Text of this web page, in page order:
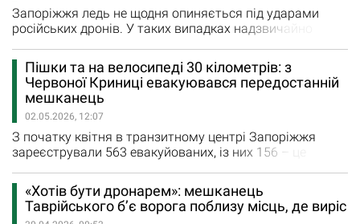
Запоріжжя ледь не щодня опиняється під ударами
російських дронів. У таких випадках надзвичайно
«прильоту», особливо, якщо вони мають відповідні
навички. Старший сержант, бойовий медик 15 бригади
оперативного призначення НГУ «Кара-Даг» Тетяна
«Ейрена» Барабаш сама дивом нещодавно…
Пішки та на велосипеді 30 кілометрів: з
Червоної Криниці евакуювався передостанній
мешканець
02.05.2026, 12:07
З початку квітня в транзитному центрі Запоріжжя
зареєстрували 563 евакуйованих, із них 156 – це
Преображенської громади Пологівського району
діставили 66-річного Івана Кушина, який проживав у
Червоній Криниці – маленькому селі, яке щодня
«Хотів бути дронарем»: мешканець
Таврійського б’є ворога поблизу місць, де виріс